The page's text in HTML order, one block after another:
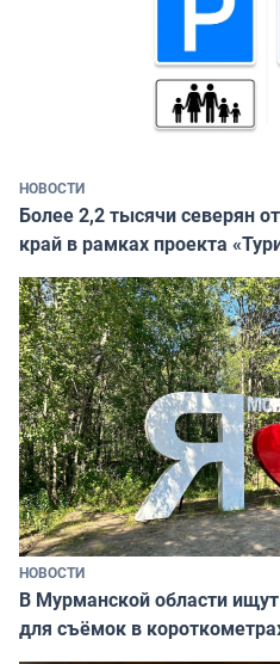
НОВОСТИ
Более 2,2 тысячи северян
край в рамках проекта
НОВОСТИ
В Мурманской области
для съёмок в